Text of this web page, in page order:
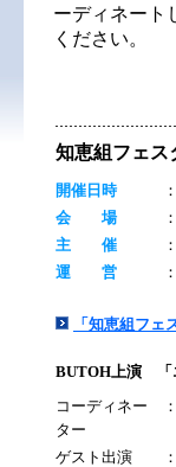
ーディネート
ください。
知恵組フェス
開催日時
会 場
主 催
運 営
「知恵組フェ
BUTOH上演 「
コーディネー
ター
ゲスト出演